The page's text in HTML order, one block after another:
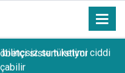
bilinçsiz su tüketimi ciddi